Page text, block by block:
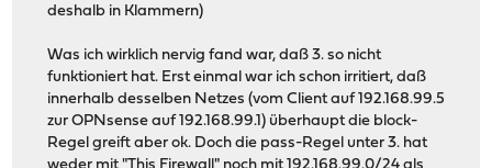
deshalb in Klammern)
Was ich wirklich nervig fand war, daß 3. so nicht
funktioniert hat. Erst einmal war ich schon irritiert, daß
innerhalb desselben Netzes (vom Client auf 192.168.99.5
zur OPNsense auf 192.168.99.1) überhaupt die block-
Regel greift aber ok. Doch die pass-Regel unter 3. hat